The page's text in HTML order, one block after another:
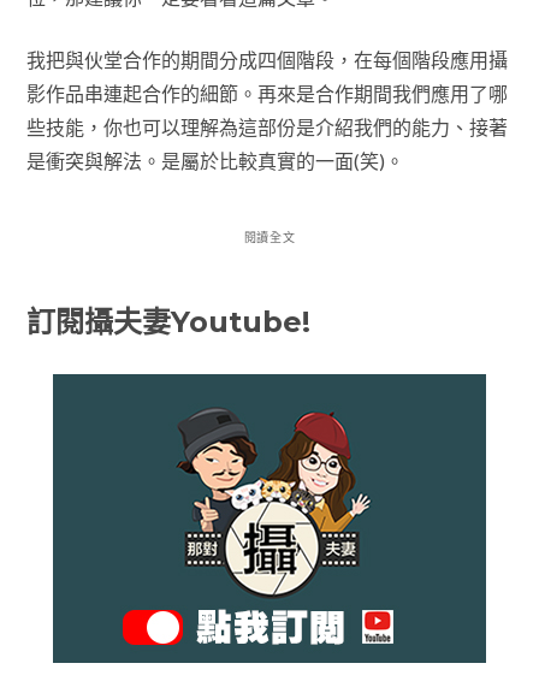
我把與伙堂合作的期間分成四個階段，在每個階段應用攝
影作品串連起合作的細節。再來是合作期間我們應用了哪
些技能，你也可以理解為這部份是介紹我們的能力、接著
是衝突與解法。是屬於比較真實的一面(笑)。
閱讀全文
訂閱攝夫妻Youtube!